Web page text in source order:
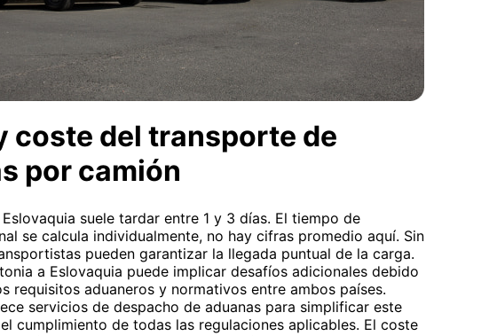
coste del transporte de
por camión
suele tardar entre 1 y 3 días. El tiempo de
se calcula individualmente, no hay cifras promedio aquí. Sin
pueden garantizar la llegada puntual de la carga.
a Eslovaquia puede implicar desafíos adicionales debido
requisitos aduaneros y normativos entre ambos países.
servicios de despacho de aduanas para simplificar este
cumplimiento de todas las regulaciones aplicables. El coste